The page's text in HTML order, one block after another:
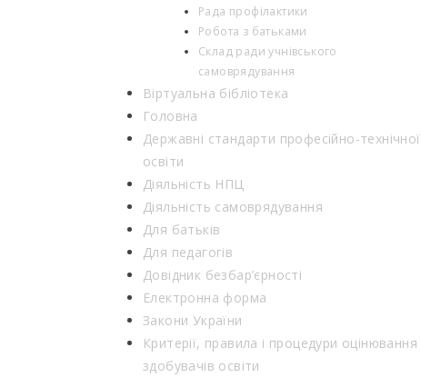
Рада профілактики
Робота з батьками
Склад ради учнівського
самоврядування
Віртуальна бібліотека
Головна
Державні стандарти професійно-технічної
освіти
Діяльність НПЦ
Діяльність самоврядування
Для батьків
Для педагогів
Довідник безбар’єрності
Електронна форма
Закони України
Критерії, правила і процедури оцінювання
здобувачів освіти